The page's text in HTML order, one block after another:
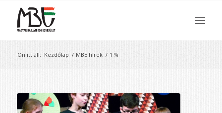
Ön itt áll: Kezdőlap / MBE hírek / 1 %